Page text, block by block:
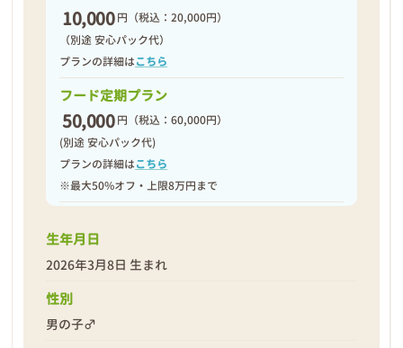
10,000 円 （税込：20,000円）
（別途 安心パック代）
プランの詳細はこちら
フード定期プラン
50,000 円 （税込：60,000円）
(別途 安心パック代)
プランの詳細はこちら
※最大50%オフ・上限8万円まで
生年月日
2026年3月8日 生まれ
性別
男の子♂